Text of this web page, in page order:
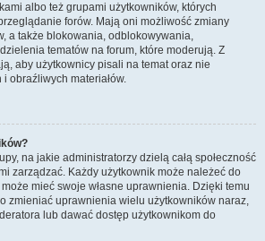
albo też grupami użytkowników, których
forów. Mają oni możliwość zmiany
a także blokowania, odblokowywania,
tematów na forum, które moderują. Z
aby użytkownicy pisali na temat oraz nie
obraźliwych materiałów.
na jakie administratorzy dzielą całą społeczność
zarządzać. Każdy użytkownik może należeć do
mieć swoje własne uprawnienia. Dzięki temu
zmieniać uprawnienia wielu użytkowników naraz,
lub dawać dostęp użytkownikom do